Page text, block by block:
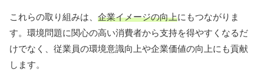
これらの取り組みは、 企業イメージの向上にもつながりま
す。環境問題に関心の高い消費者から支持を得やすくなるだ
けでなく、従業員の環境意識向上や企業価値の向上にも貢献
します。